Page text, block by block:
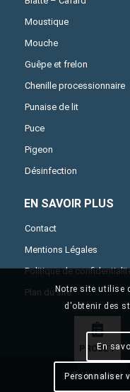
PROJET
Moustique
Mouche
Guêpe et frelon
Chenille processionnaire
Punaise de lit
Puce
Pigeon
Désinfection
EN SAVOIR PLUS
Contact
Mentions Légales
Politique de
Plan du site
© Hapimen |
Notre site utilise
d'obtenir des
En
Personnaliser